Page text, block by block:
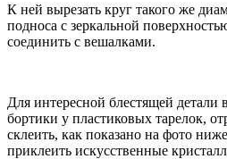
К ней вырезать круг такого же
подноса с зеркальной
соединить с вешалками.
Для интересной блестящей детали
бортики у пластиковых тарелок,
склеить, как показано на фото
приклеить искусственные